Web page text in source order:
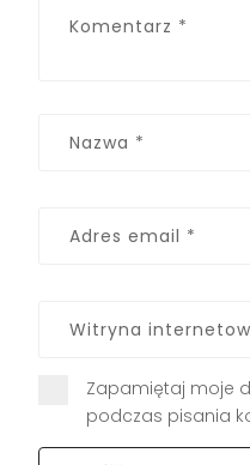
Zapamiętaj moje
podczas pisania